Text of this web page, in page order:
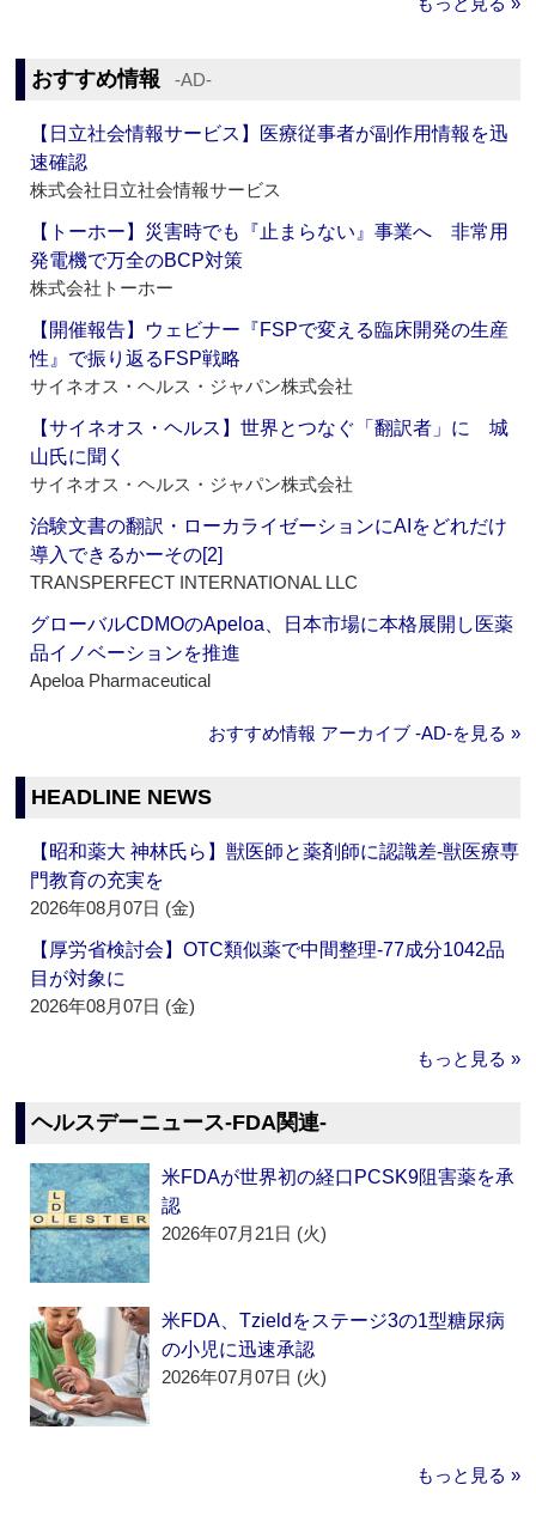
おすすめ情報 ‐AD‐
【日立社会情報サービス】医療従事者が副作用情報を迅
速確認
株式会社日立社会情報サービス
【トーホー】災害時でも『止まらない』事業へ 非常用
発電機で万全のBCP対策
株式会社トーホー
【開催報告】ウェビナー『FSPで変える臨床開発の生産
性』で振り返るFSP戦略
サイネオス・ヘルス・ジャパン株式会社
【サイネオス・ヘルス】世界とつなぐ「翻訳者」に 城
山氏に聞く
サイネオス・ヘルス・ジャパン株式会社
治験文書の翻訳・ローカライゼーションにAIをどれだけ
導入できるかーその[2]
TRANSPERFECT INTERNATIONAL LLC
グローバルCDMOのApeloa、日本市場に本格展開し医薬
品イノベーションを推進
Apeloa Pharmaceutical
おすすめ情報 アーカイブ ‐AD‐を見る »
HEADLINE NEWS
【昭和薬大 神林氏ら】獣医師と薬剤師に認識差‐獣医療専
門教育の充実を
2026年08月07日 (金)
【厚労省検討会】OTC類似薬で中間整理‐77成分1042品
目が対象に
2026年08月07日 (金)
もっと見る »
ヘルスデーニュース‐FDA関連‐
米FDAが世界初の経口PCSK9阻害薬を承
認
2026年07月21日 (火)
米FDA、Tzieldをステージ3の1型糖尿病
の小児に迅速承認
2026年07月07日 (火)
もっと見る »